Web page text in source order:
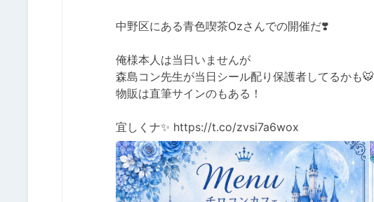
中野区にある青色喫茶Ozさんでの開催だ❣️
俺様本人は当日いませんが
森島コン先生が当日シール配り保護者してるかも🐯
物販は直筆サインのもある！
宜しくナ✨ https://t.co/zvsi7a6wox